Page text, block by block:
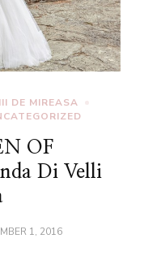
DE MIREASA
OF
Di Velli
1, 2016